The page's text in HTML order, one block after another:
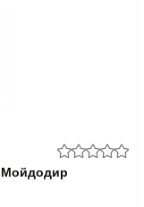
Мойдодир